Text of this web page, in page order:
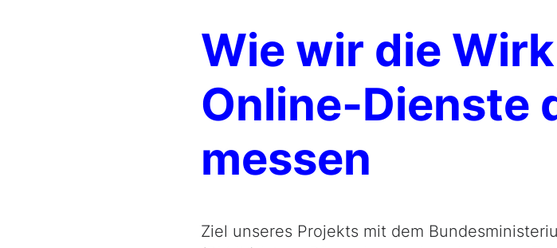
Wie wir die
Online-Dienste
messen
Ziel unseres Projekts mit dem